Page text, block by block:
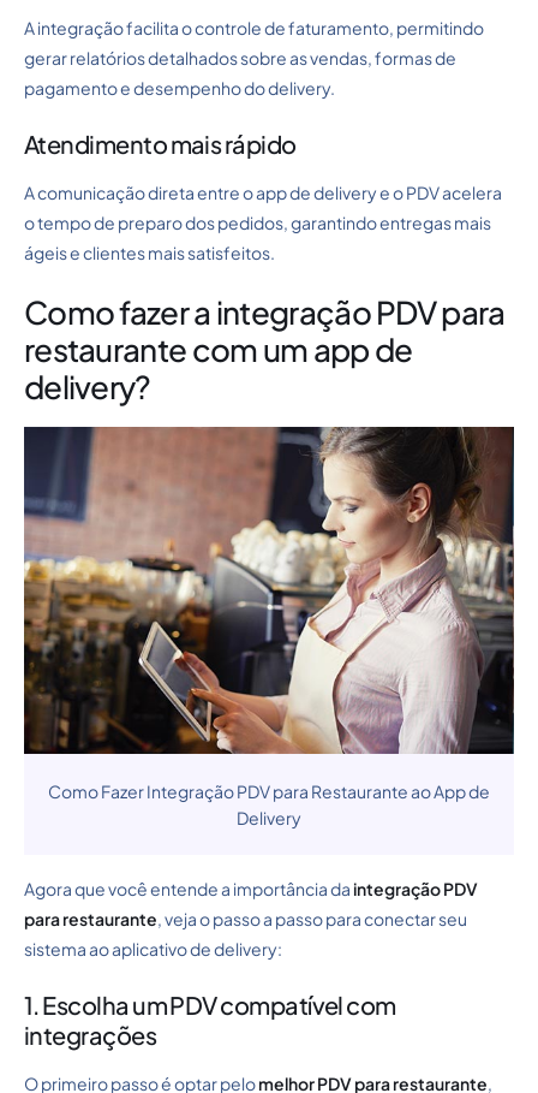
A integração facilita o controle de faturamento, permitindo
gerar relatórios detalhados sobre as vendas, formas de
pagamento e desempenho do delivery.
Atendimento mais rápido
A comunicação direta entre o app de delivery e o PDV acelera
o tempo de preparo dos pedidos, garantindo entregas mais
ágeis e clientes mais satisfeitos.
Como fazer a integração PDV para
restaurante com um app de
delivery?
Como Fazer Integração PDV para Restaurante ao App de
Delivery
Agora que você entende a importância da integração PDV
para restaurante , veja o passo a passo para conectar seu
sistema ao aplicativo de delivery:
1. Escolha um PDV compatível com
integrações
O primeiro passo é optar pelomelhor PDV para restaurante